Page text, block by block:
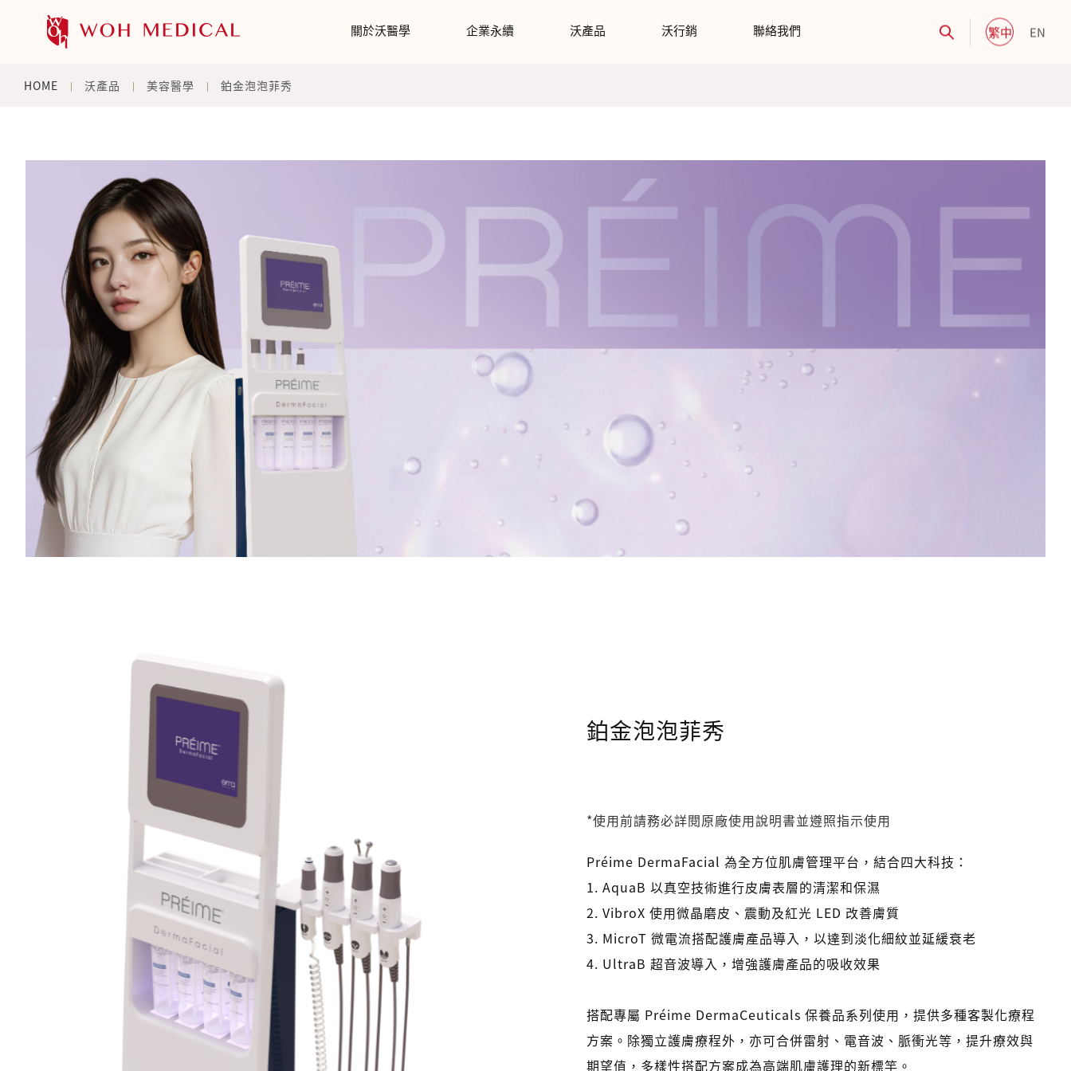
關於沃醫學 企業永續 沃產品 沃行銷 聯絡我們 繁中 EN
HOME 沃產品 美容醫學 鉑金泡泡菲秀
鉑金泡泡菲秀
*使用前請務必詳閱原廠使用說明書並遵照指示使用
Préime DermaFacial 為全方位肌膚管理平台，結合四大科技：
1. AquaB 以真空技術進行皮膚表層的清潔和保濕
2. VibroX 使用微晶磨皮、震動及紅光 LED 改善膚質
3. MicroT 微電流搭配護膚產品導入，以達到淡化細紋並延緩衰老
4. UltraB 超音波導入，增強護膚產品的吸收效果
搭配專屬 Préime DermaCeuticals 保養品系列使用，提供多種客製化療程
方案。除獨立護膚療程外，亦可合併雷射、電音波、脈衝光等，提升療效與
期望值，多樣性搭配方案成為高端肌膚護理的新標竿。